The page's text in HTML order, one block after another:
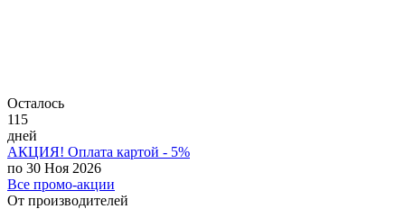
Осталось
115
дней
АКЦИЯ! Оплата картой - 5%
по 30 Ноя 2026
Все промо-акции
От производителей